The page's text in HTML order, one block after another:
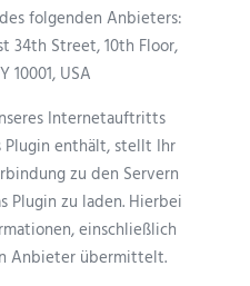
folgenden Anbieters:
34th Street, 10th Floor,
10001, USA
Internetauftritts
Plugin enthält, stellt Ihr
zu den Servern
Plugin zu laden. Hierbei
einschließlich
Anbieter übermittelt.